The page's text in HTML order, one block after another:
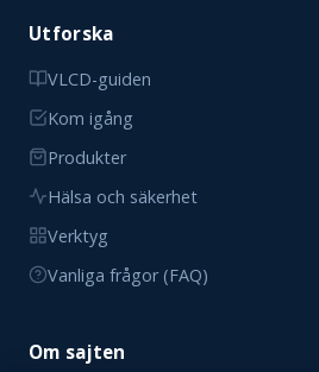
Utforska
VLCD-guiden
Kom igång
Produkter
Hälsa och säkerhet
Verktyg
Vanliga frågor (FAQ)
Om sajten